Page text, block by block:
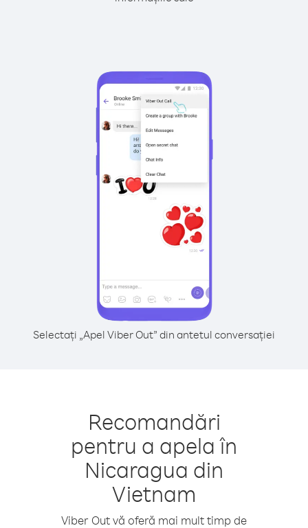
Selectați „Apel Viber Out” din antetul conversației
Recomandări
pentru a apela în
Nicaragua din
Vietnam
Viber Out vă oferă mai mult timp de